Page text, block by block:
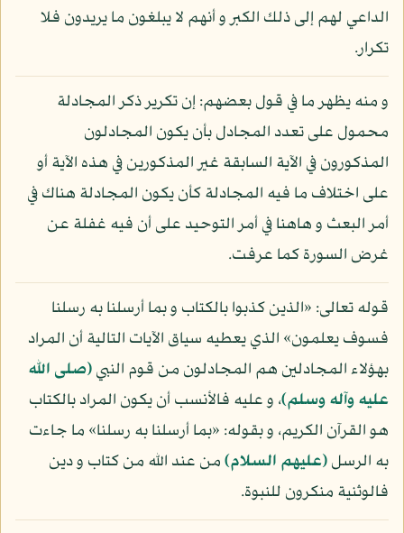
الداعي لهم إلى ذلك الكبر و أنهم لا يبلغون ما يريدون فلا
تكرار.
و منه يظهر ما في قول بعضهم: إن تكرير ذكر المجادلة
محمول على تعدد المجادل بأن يكون المجادلون
المذكورون في الآية السابقة غير المذكورين في هذه الآية أو
على اختلاف ما فيه المجادلة كأن يكون المجادلة هناك في
أمر البعث و هاهنا في أمر التوحيد على أن فيه غفلة عن
غرض السورة كما عرفت.
قوله تعالى: «الذين كذبوا بالكتاب و بما أرسلنا به رسلنا
فسوف يعلمون» الذي يعطيه سياق الآيات التالية أن المراد
بهؤلاء المجادلين هم المجادلون من قوم النبي(صلى الله
عليه وآله وسلم)، و عليه فالأنسب أن يكون المراد بالكتاب
هو القرآن الكريم، و بقوله: «بما أرسلنا به رسلنا» ما جاءت
به الرسل(عليهم السلام)من عند الله من كتاب و دين
فالوثنية منكرون للنبوة.